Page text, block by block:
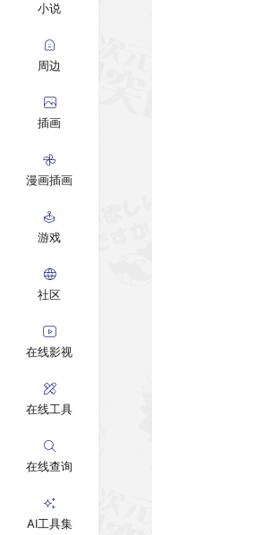
小说
周边
插画
漫画插画
游戏
社区
在线影视
在线工具
在线查询
AI工具集